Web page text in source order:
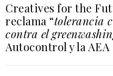
Creatives for the
reclama “tolerancia
contra el
Autocontrol y la AEA